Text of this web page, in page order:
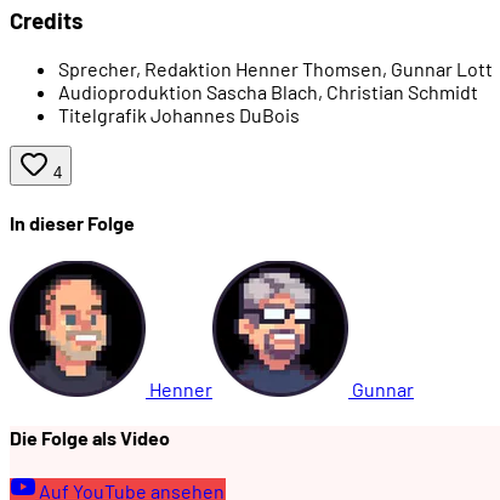
00:29:30 - Popularität des Doom-Multiplayer
00:35:10 DIE LAN-PARTY
00:37:16 - Woher kommt der Begriff "LAN-Party"?
00:40:32 - Das Profil einer privaten LAN-Party
Credits
Sprecher, Redaktion Henner Thomsen, Gunnar Lott
Audioproduktion Sascha Blach, Christian Schmidt
Titelgrafik Johannes DuBois
4
In dieser Folge
Henner Gunnar
Die Folge als Video
Auf YouTube ansehen